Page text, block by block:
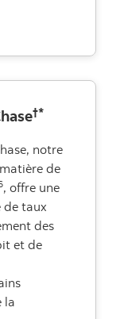
†*
notre
de
, offre une
de taux
des
et de
la